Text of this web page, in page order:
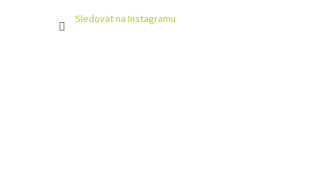
Sledovat na Instagramu